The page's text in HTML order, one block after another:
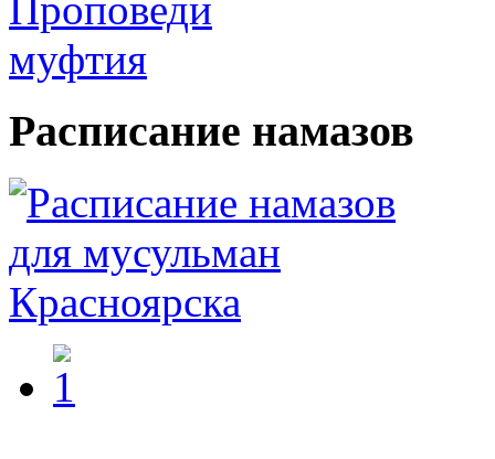
Расписание намазов